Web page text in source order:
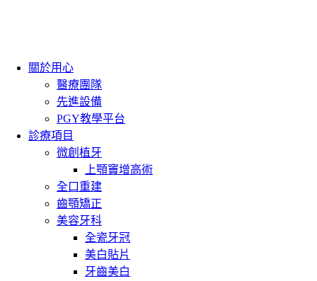
關於用心
醫療團隊
先進設備
PGY教學平台
診療項目
微創植牙
上顎竇增高術
全口重建
齒顎矯正
美容牙科
全瓷牙冠
美白貼片
牙齒美白